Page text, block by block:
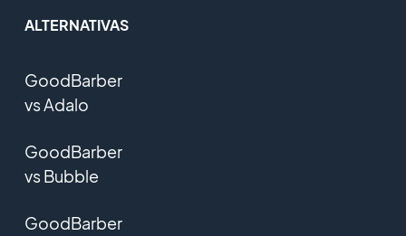
ALTERNATIVAS
GoodBarber
vs Adalo
GoodBarber
vs Bubble
GoodBarber